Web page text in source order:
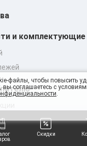
Скидки
и комплектующие
файлы, чтобы повысить
вы соглашаетесь с
.